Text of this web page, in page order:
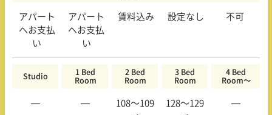
アパート
へお支払
い
アパート
へお支払
い
賃料込み 設定なし 不可
Studio
1 Bed
Room
2 Bed
Room
3 Bed
Room
4 Bed
Room〜
— —
108〜109
128〜129
—